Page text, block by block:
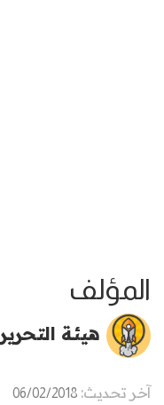
المؤلف
هيئة التحرير
آخر تحديث: 06/02/2018